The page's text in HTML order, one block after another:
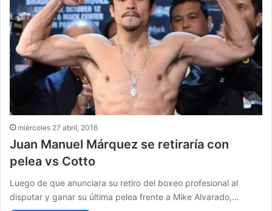
miércoles 27 abril, 2016
Juan Manuel Márquez se retiraría con
pelea vs Cotto
Luego de que anunciara su retiro del boxeo profesional al
disputar y ganar su última pelea frente a Mike Alvarado,…